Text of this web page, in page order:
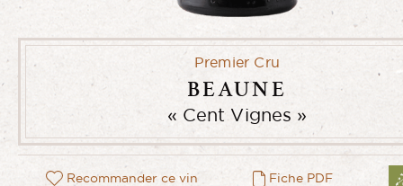
Premier Cru
BEAUNE
Cent Vignes
Recommander ce vin Fiche PDF